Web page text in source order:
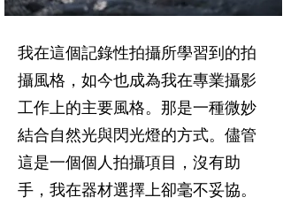
我在這個記錄性拍攝所學習到的拍
攝風格，如今也成為我在專業攝影
工作上的主要風格。那是一種微妙
結合自然光與閃光燈的方式。儘管
這是一個個人拍攝項目，沒有助
手，我在器材選擇上卻毫不妥協。